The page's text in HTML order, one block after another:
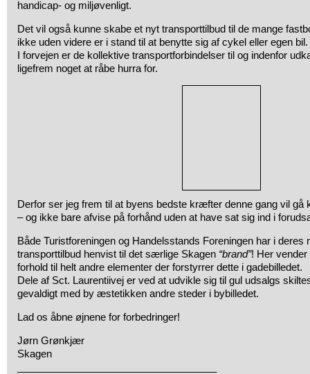
handicap- og miljøvenligt.
Det vil også kunne skabe et nyt transporttilbud til de mange
ikke uden videre er i stand til at benytte sig af cykel eller egen bil.
I forvejen er de kollektive transportforbindelser til og indenfor
ligefrem noget at råbe hurra for.
Derfor ser jeg frem til at byens bedste kræfter denne gang vil gå
– og ikke bare afvise på forhånd uden at have sat sig ind i
Både Turistforeningen og Handelsstands Foreningen har i deres
transporttilbud henvist til det særlige Skagen “brand”! Her vender
forhold til helt andre elementer der forstyrrer dette i gadebilledet.
Dele af Sct. Laurentiivej er ved at udvikle sig til gul udsalgs
gevaldigt med by æstetikken andre steder i bybilledet.
Lad os åbne øjnene for forbedringer!
Jørn Grønkjær
Skagen